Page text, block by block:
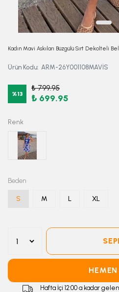
Kadın Mavi Askıları Büzgülü Sırt Dekolteli
Ürün Kodu: ARM-26Y001108MAVİS
%13
₺ 799.95
₺ 699.95
Renk
Beden
S M L XL
Hafta İçi 12:00 a kadar